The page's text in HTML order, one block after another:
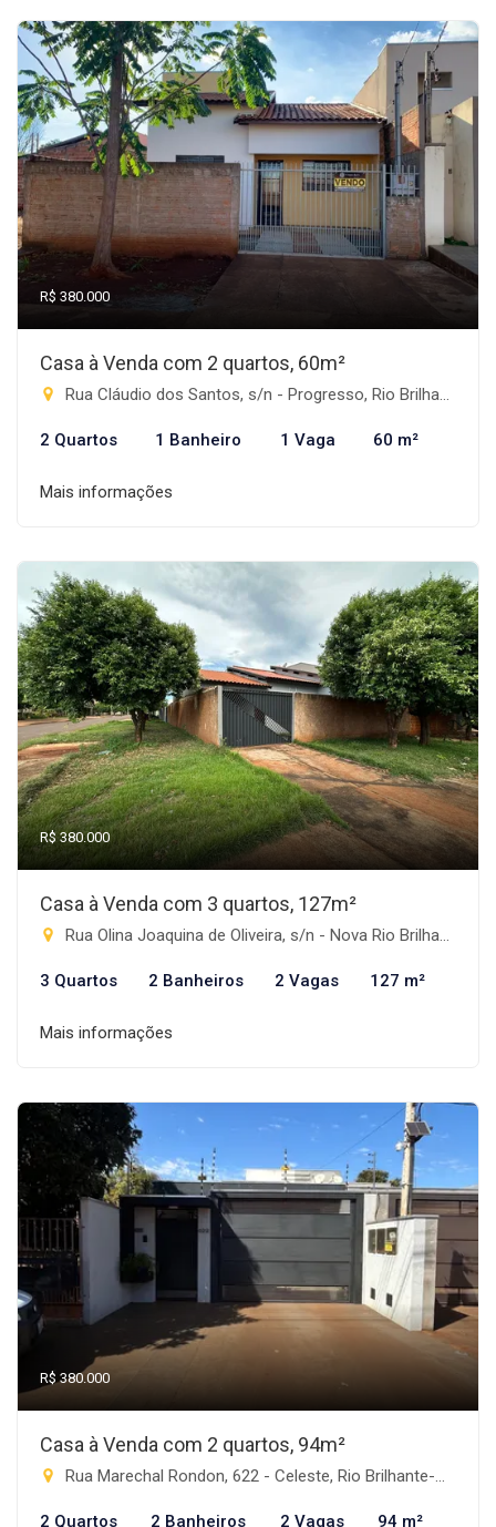
R$ 380.000
Casa à Venda com 2 quartos, 60m²
Rua Cláudio dos Santos, s/n - Progresso, Rio Brilhante-MS
2 Quartos 1 Banheiro 1 Vaga 60 m²
Mais informações
R$ 380.000
Casa à Venda com 3 quartos, 127m²
Rua Olina Joaquina de Oliveira, s/n - Nova Rio Brilhante, Rio Brilhante-MS
3 Quartos 2 Banheiros 2 Vagas 127 m²
Mais informações
R$ 380.000
Casa à Venda com 2 quartos, 94m²
Rua Marechal Rondon, 622 - Celeste, Rio Brilhante-MS
2 Quartos 2 Banheiros 2 Vagas 94 m²